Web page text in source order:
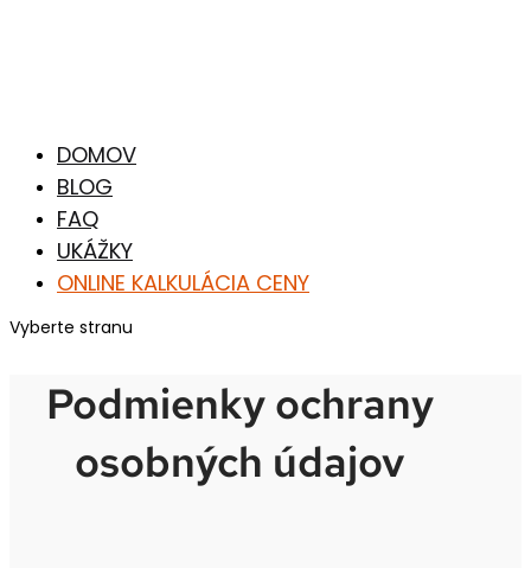
DOMOV
BLOG
FAQ
UKÁŽKY
ONLINE KALKULÁCIA CENY
Vyberte stranu
Podmienky ochrany
osobných údajov